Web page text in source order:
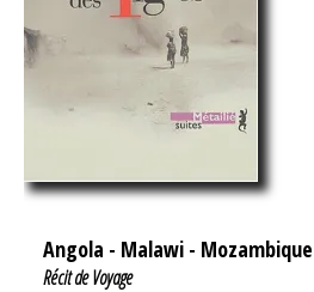
Angola - Malawi - Mozambique
Récit de Voyage